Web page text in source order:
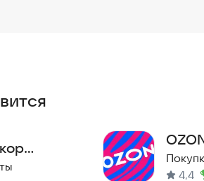
4,4